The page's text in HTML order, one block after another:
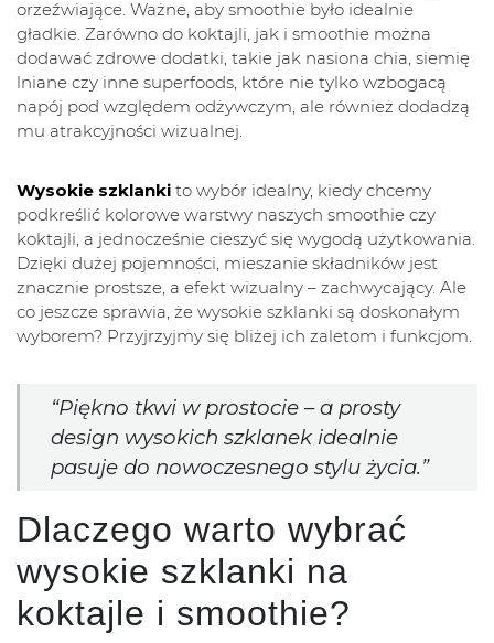
orzeźwiające. Ważne, aby smoothie było idealnie
gładkie. Zarówno do koktajli, jak i smoothie można
dodawać zdrowe dodatki, takie jak nasiona chia, siemię
lniane czy inne superfoods, które nie tylko wzbogacą
napój pod względem odżywczym, ale również dodadzą
mu atrakcyjności wizualnej.
Wysokie szklanki to wybór idealny, kiedy chcemy
podkreślić kolorowe warstwy naszych smoothie czy
koktajli, a jednocześnie cieszyć się wygodą użytkowania.
Dzięki dużej pojemności, mieszanie składników jest
znacznie prostsze, a efekt wizualny – zachwycający. Ale
co jeszcze sprawia, że wysokie szklanki są doskonałym
wyborem? Przyjrzyjmy się bliżej ich zaletom i funkcjom.
“Piękno tkwi w prostocie – a prosty
design wysokich szklanek idealnie
pasuje do nowoczesnego stylu życia.”
Dlaczego warto wybrać
wysokie szklanki na
koktajle i smoothie?